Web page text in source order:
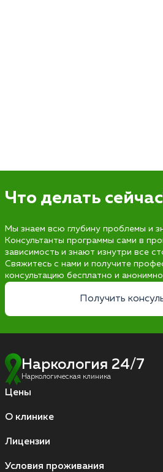
Что делать
Мы знаем всю глубину проблемы и
Консультанты программы сами в
зависимость и знают изнутри все
Свяжитесь с нами и получите
консультацию бесплатно и
Получить
Наркология 24/7
Наркологическая клиника
Цены
О клинике
Лицензии
Условия проживания